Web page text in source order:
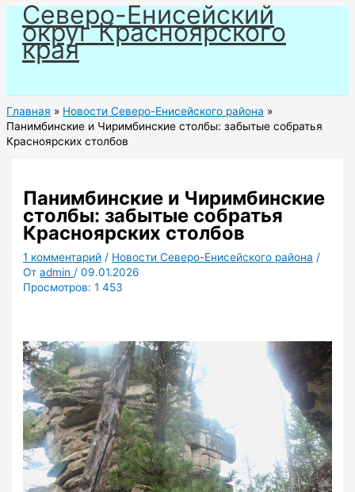
Перейти
содержимому
Северо-Енисейский
округ Красноярского
края
Главная
Новости Северо-Енисейского района
Панимбинские и Чиримбинские столбы: забытые собратья
Красноярских столбов
Панимбинские и Чиримбинские
столбы: забытые собратья
Красноярских столбов
1 комментарий / Новости Северо-Енисейского района /
Отadmin /09.01.2026
Просмотров: 1 453